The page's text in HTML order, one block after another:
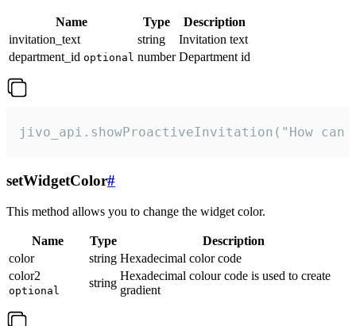
Name Type
Description
invitation_text
string
Invitation text
department_id optional number Department id
jivo_api.showProactiveInvitation("How
setWidgetColor#
This method allows you to change the widget color.
Name Type
Description
color
string Hexadecimal color code
color2
optional
string
Hexadecimal colour code is used to create
gradient